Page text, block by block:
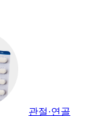
관절·연골